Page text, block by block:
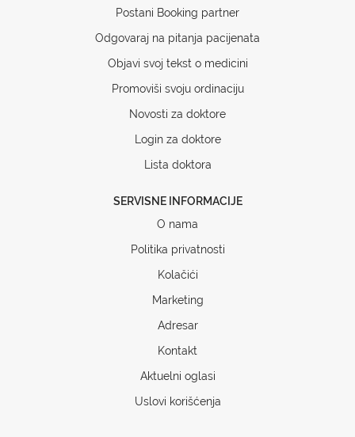
Postani Booking partner
Odgovaraj na pitanja pacijenata
Objavi svoj tekst o medicini
Promoviši svoju ordinaciju
Novosti za doktore
Login za doktore
Lista doktora
SERVISNE INFORMACIJE
O nama
Politika privatnosti
Kolačići
Marketing
Adresar
Kontakt
Aktuelni oglasi
Uslovi korišćenja